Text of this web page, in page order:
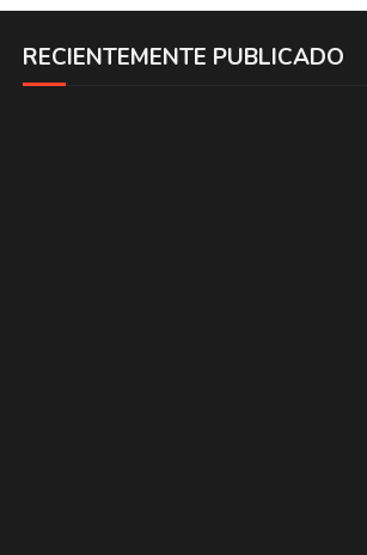
RECIENTEMENTE PUBLICADO